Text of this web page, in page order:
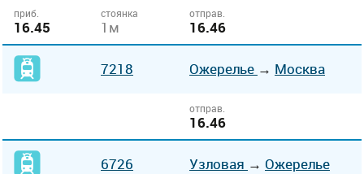
приб.
16.45
стоянка
1м
отправ.
16.46
7218 Ожерелье → Москва
отправ.
16.46
6726 Узловая → Ожерелье